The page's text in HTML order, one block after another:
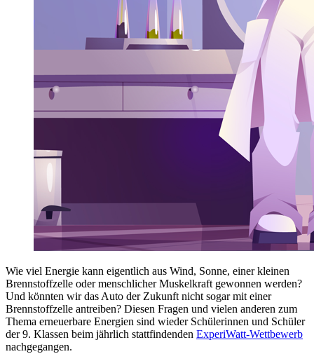
Wie viel Energie kann eigentlich aus Wind, Sonne, einer kleinen
Brennstoffzelle oder menschlicher Muskelkraft gewonnen werden?
Und könnten wir das Auto der Zukunft nicht sogar mit einer
Brennstoffzelle antreiben? Diesen Fragen und vielen anderen zum
Thema erneuerbare Energien sind wieder Schülerinnen und Schüler
der 9. Klassen beim jährlich stattfindenden ExperiWatt-Wettbewerb
nachgegangen.